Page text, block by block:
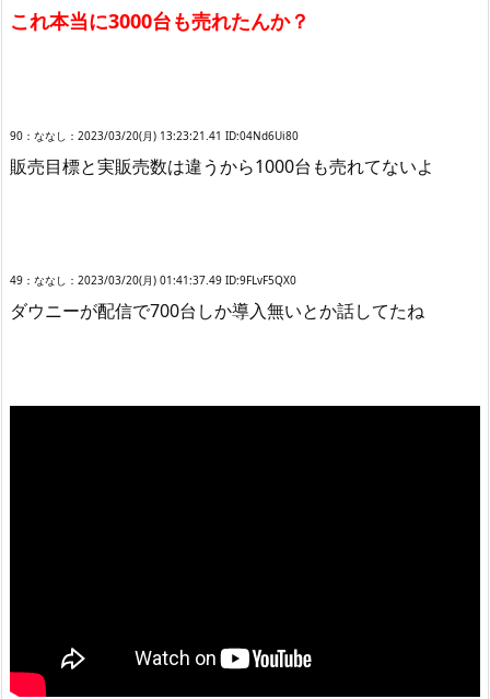
これ本当に3000台も売れたんか？
90：ななし：2023/03/20(月) 13:23:21.41 ID:04Nd6Ui80
販売目標と実販売数は違うから1000台も売れてないよ
49：ななし：2023/03/20(月) 01:41:37.49 ID:9FLvF5QX0
ダウニーが配信で700台しか導入無いとか話してたね